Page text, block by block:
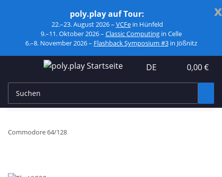
x
poly.play auf Tour:
22.–23. August 2026 – VCFein Hünfeld
9.–11. Oktober 2026 – Classic Computingin Celle
6.–8. November 2026 – Flashback Symposium #3in Jößnitz
DE 0,00 €
Commodore 64/128